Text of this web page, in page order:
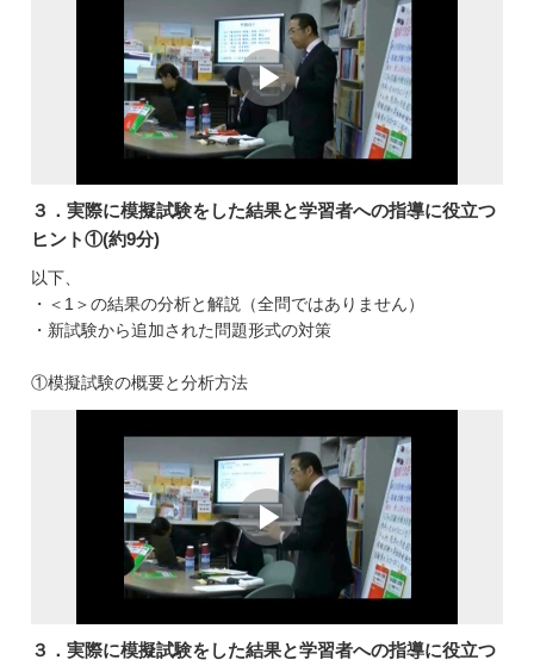
３．実際に模擬試験をした結果と学習者への指導に役立つ
ヒント①(約9分)
以下、
・＜1＞の結果の分析と解説（全問ではありません）
・新試験から追加された問題形式の対策
①模擬試験の概要と分析方法
３．実際に模擬試験をした結果と学習者への指導に役立つ